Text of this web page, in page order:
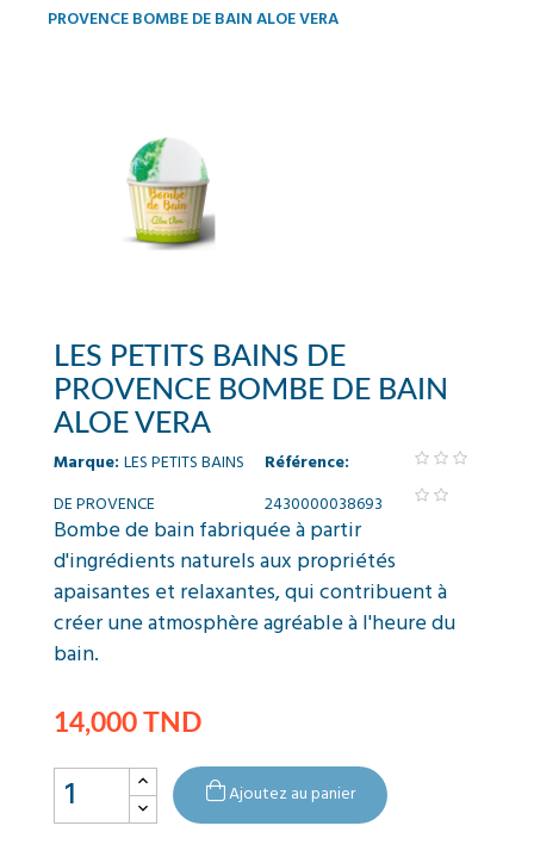
PROVENCE BOMBE DE BAIN ALOE VERA
LES PETITS BAINS DE
PROVENCE BOMBE DE BAIN
ALOE VERA
Marque: LES PETITS BAINS
DE PROVENCE
Référence:
2430000038693
Bombe de bain fabriquée à partir
d'ingrédients naturels aux propriétés
apaisantes et relaxantes, qui contribuent à
créer une atmosphère agréable à l'heure du
bain.
14,000 TND
Ajoutez au panier